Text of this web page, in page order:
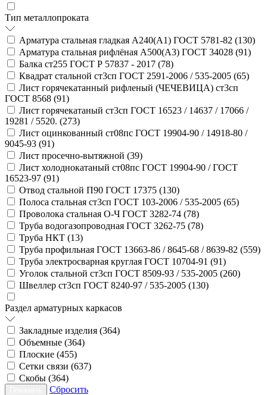
Тип металлопроката
Арматура стальная гладкая А240(А1) ГОСТ 5781-82 (130)
Арматура стальная рифлёная А500(А3) ГОСТ 34028 (91)
Балка ст255 ГОСТ Р 57837 - 2017 (78)
Квадрат стальной ст3сп ГОСТ 2591-2006 / 535-2005 (65)
Лист горячекатанный рифленый (ЧЕЧЕВИЦА) ст3сп
ГОСТ 8568 (91)
Лист горячекатаный ст3сп ГОСТ 16523 / 14637 / 17066 /
19281 / 5520. (273)
Лист оцинкованный ст08пс ГОСТ 19904-90 / 14918-80 /
9045-93 (91)
Лист просечно-вытяжной (39)
Лист холоднокатаный ст08пс ГОСТ 19904-90 / ГОСТ
16523-97 (91)
Отвод стальной П90 ГОСТ 17375 (130)
Полоса стальная ст3сп ГОСТ 103-2006 / 535-2005 (65)
Проволока стальная О-Ч ГОСТ 3282-74 (78)
Труба водогазопроводная ГОСТ 3262-75 (78)
Труба НКТ (13)
Труба профильная ГОСТ 13663-86 / 8645-68 / 8639-82 (559)
Труба электросварная круглая ГОСТ 10704-91 (91)
Уголок стальной ст3сп ГОСТ 8509-93 / 535-2005 (260)
Швеллер ст3сп ГОСТ 8240-97 / 535-2005 (130)
Раздел арматурных каркасов
Закладные изделия (364)
Объемные (364)
Плоские (455)
Сетки связи (637)
Скобы (364)
Сбросить